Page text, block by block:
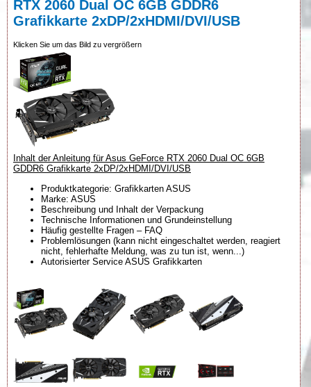
RTX 2060 Dual OC 6GB GDDR6
Grafikkarte 2xDP/2xHDMI/DVI/USB
Klicken Sie um das Bild zu vergrößern
Inhalt der Anleitung für Asus GeForce RTX 2060 Dual OC 6GB
GDDR6 Grafikkarte 2xDP/2xHDMI/DVI/USB
Produktkategorie: Grafikkarten ASUS
Marke: ASUS
Beschreibung und Inhalt der Verpackung
Technische Informationen und Grundeinstellung
Häufig gestellte Fragen – FAQ
Problemlösungen (kann nicht eingeschaltet werden, reagiert
nicht, fehlerhafte Meldung, was zu tun ist, wenn...)
Autorisierter Service ASUS Grafikkarten